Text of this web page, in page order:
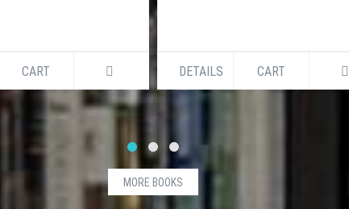
CART DETAILS CART
MORE BOOKS